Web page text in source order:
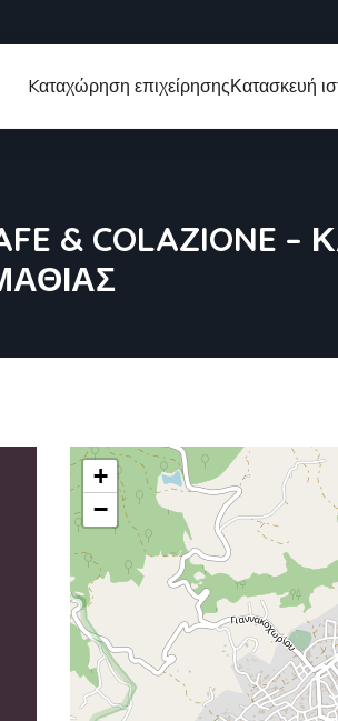
Kαταχώρηση επιχείρησηςΚατασκευή
& COLAZIONE –
+
−